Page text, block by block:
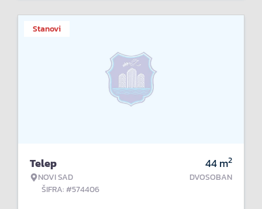
Stanovi
Telep
NOVI SAD
ŠIFRA: #574406
44m2
DVOSOBAN